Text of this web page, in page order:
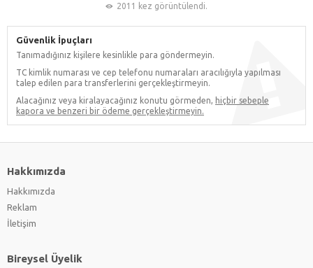
2011 kez görüntülendi.
Güvenlik İpuçları
Tanımadığınız kişilere kesinlikle para göndermeyin.
TC kimlik numarası ve cep telefonu numaraları aracılığıyla yapılması
talep edilen para transferlerini gerçekleştirmeyin.
Alacağınız veya kiralayacağınız konutu görmeden, hiçbir sebeple
kapora ve benzeri bir ödeme gerçekleştirmeyin.
Hakkımızda
Hakkımızda
Reklam
İletişim
Bireysel Üyelik